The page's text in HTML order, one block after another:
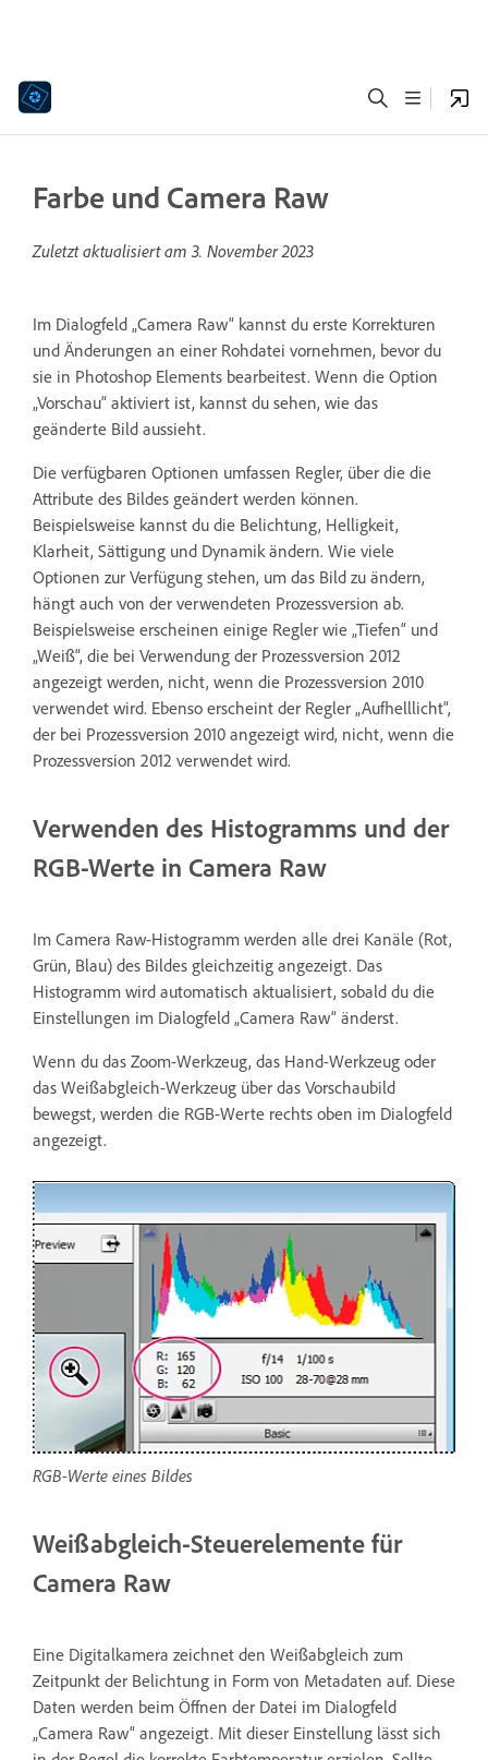
Farbe und Camera Raw
Zuletzt aktualisiert am 3. November 2023
Im Dialogfeld „Camera Raw“ kannst du erste Korrekturen
und Änderungen an einer Rohdatei vornehmen, bevor du
sie in Photoshop Elements bearbeitest. Wenn die Option
„Vorschau“ aktiviert ist, kannst du sehen, wie das
geänderte Bild aussieht.
Die verfügbaren Optionen umfassen Regler, über die die
Attribute des Bildes geändert werden können.
Beispielsweise kannst du die Belichtung, Helligkeit,
Klarheit, Sättigung und Dynamik ändern. Wie viele
Optionen zur Verfügung stehen, um das Bild zu ändern,
hängt auch von der verwendeten Prozessversion ab.
Beispielsweise erscheinen einige Regler wie „Tiefen“ und
„Weiß“, die bei Verwendung der Prozessversion 2012
angezeigt werden, nicht, wenn die Prozessversion 2010
verwendet wird. Ebenso erscheint der Regler „Aufhelllicht“,
der bei Prozessversion 2010 angezeigt wird, nicht, wenn die
Prozessversion 2012 verwendet wird.
Verwenden des Histogramms und der
RGB-Werte in Camera Raw
Im Camera Raw-Histogramm werden alle drei Kanäle (Rot,
Grün, Blau) des Bildes gleichzeitig angezeigt. Das
Histogramm wird automatisch aktualisiert, sobald du die
Einstellungen im Dialogfeld „Camera Raw“ änderst.
Wenn du das Zoom-Werkzeug, das Hand-Werkzeug oder
das Weißabgleich-Werkzeug über das Vorschaubild
bewegst, werden die RGB-Werte rechts oben im Dialogfeld
angezeigt.
RGB-Werte eines Bildes
Weißabgleich-Steuerelemente für
Camera Raw
Eine Digitalkamera zeichnet den Weißabgleich zum
Zeitpunkt der Belichtung in Form von Metadaten auf. Diese
Daten werden beim Öffnen der Datei im Dialogfeld
„Camera Raw“ angezeigt. Mit dieser Einstellung lässt sich